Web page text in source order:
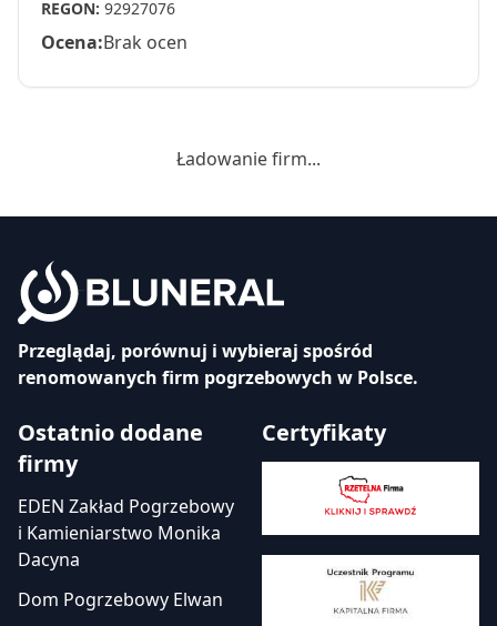
REGON: 92927076
Ocena:Brak ocen
Ładowanie firm...
Przeglądaj, porównuj i wybieraj spośród
renomowanych firm pogrzebowych w Polsce.
Ostatnio dodane
firmy
EDEN Zakład Pogrzebowy
i Kamieniarstwo Monika
Dacyna
Dom Pogrzebowy Elwan
Certyfikaty